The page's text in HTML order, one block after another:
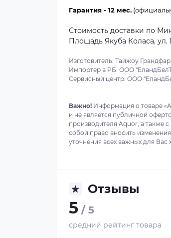
Гарантия - 12 мес.
Стоимость доставки по
Площадь Якуба Коласа, ул.
Изготовитель: Тайжоу
Импортер в РБ: ООО
Сервисный центр: ООО
Важно! Информация о товаре
и не является публичной
производителя Aquor, а также
собой право вносить
уточнения всех важных для Вас
Отзывы
5 / 5
средний рейтинг товара